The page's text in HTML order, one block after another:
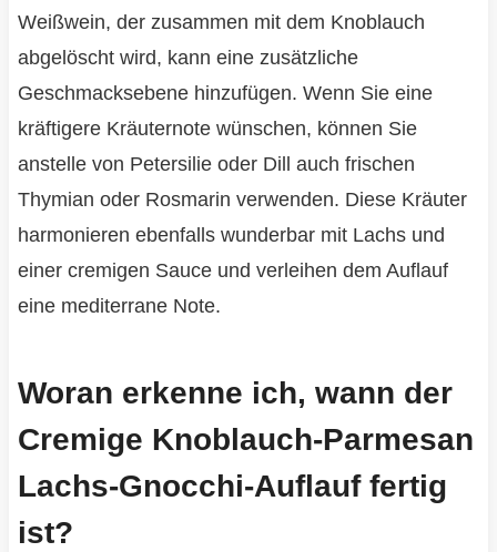
Weißwein, der zusammen mit dem Knoblauch
abgelöscht wird, kann eine zusätzliche
Geschmacksebene hinzufügen. Wenn Sie eine
kräftigere Kräuternote wünschen, können Sie
anstelle von Petersilie oder Dill auch frischen
Thymian oder Rosmarin verwenden. Diese Kräuter
harmonieren ebenfalls wunderbar mit Lachs und
einer cremigen Sauce und verleihen dem Auflauf
eine mediterrane Note.
Woran erkenne ich, wann der
Cremige Knoblauch-Parmesan
Lachs-Gnocchi-Auflauf fertig
ist?